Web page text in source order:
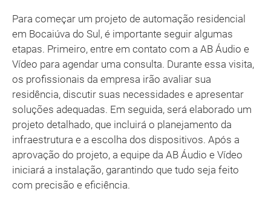
Para começar um projeto de automação residencial
em Bocaiúva do Sul, é importante seguir algumas
etapas. Primeiro, entre em contato com a AB Áudio e
Vídeo para agendar uma consulta. Durante essa visita,
os profissionais da empresa irão avaliar sua
residência, discutir suas necessidades e apresentar
soluções adequadas. Em seguida, será elaborado um
projeto detalhado, que incluirá o planejamento da
infraestrutura e a escolha dos dispositivos. Após a
aprovação do projeto, a equipe da AB Áudio e Vídeo
iniciará a instalação, garantindo que tudo seja feito
com precisão e eficiência.